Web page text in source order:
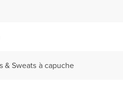
& Sweats à capuche